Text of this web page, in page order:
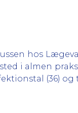
hos
i almen
(36) og